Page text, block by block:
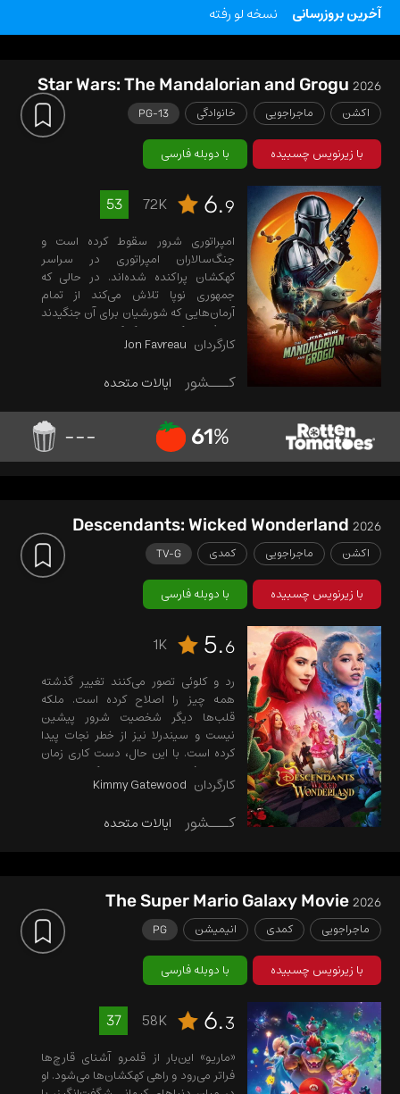
آخرین بروزرسانی نسخه لو رفته
Star Wars: The Mandalorian and Grogu 2026
اکشن ماجراجویی خانوادگی PG-13
با زیرنویس چسبیده با دوبله فارسی
6.9
72K
53
امپراتوری شرور سقوط کرده است و
جنگ‌سالاران امپراتوری در سراسر
کهکشان پراکنده شده‌اند. در حالی که
جمهوری نوپا تلاش می‌کند از تمام
آرمان‌هایی که شورشیان برای آن جنگیدند
محافظت کند، از کمک دین جارین،
شکارچی افسانه‌ای جایزه‌بگیر ماندالوری، و
کارگردان Jon Favreau
کـــشور ایالات متحده
61%
---
Descendants: Wicked Wonderland2026
اکشن ماجراجویی کمدی TV-G
با زیرنویس چسبیده با دوبله فارسی
5.6
1K
رد و کلوئی تصور می‌کنند تغییر گذشته
همه چیز را اصلاح کرده است. ملکه
قلب‌ها دیگر شخصیت شرور پیشین
نیست و سیندرلا نیز از خطر نجات پیدا
کرده است. با این حال، دست کاری زمان
پیامدی غیرمنتظره دارد و مدوکس هتر را...
کارگردان Kimmy Gatewood
کـــشور ایالات متحده
The Super Mario Galaxy Movie2026
ماجراجویی کمدی انیمیشن PG
با زیرنویس چسبیده با دوبله فارسی
6.3
58K
37
«ماریو» این‌بار از قلمرو آشنای قارچ‌ها
فراتر می‌رود و راهی کهکشان‌ها می‌شود. او